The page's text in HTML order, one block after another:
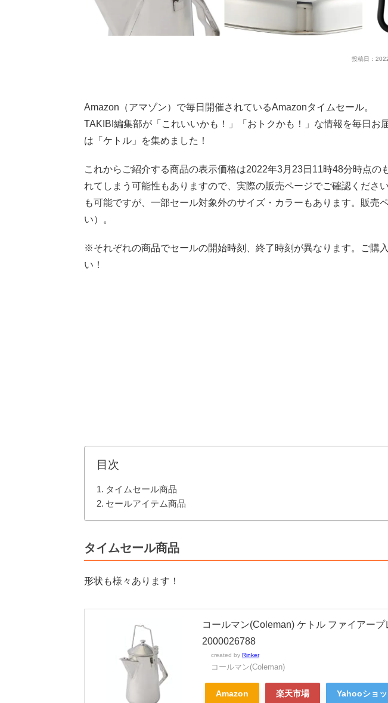
投稿日：
Amazon（アマゾン）で毎日開催されているAmazonタイムセール。
TAKIBI編集部が「これいいかも！」「おトクかも！」な情報を毎日お
は「ケトル」を集めました！
これからご紹介する商品の表示価格は2022年3月23日11時48分時点の
れてしまう可能性もありますので、実際の販売ページでご確認くださ
も可能ですが、一部セール対象外のサイズ・カラーもあります。販売
い）。
※それぞれの商品でセールの開始時刻、終了時刻が異なります。ご購
い！
目次
タイムセール商品
セールアイテム商品
タイムセール商品
形状も様々あります！
コールマン(Coleman) ケトル ファイアー
2000026788
created by Rinker
コールマン(Coleman)
Amazon 楽天市場 Yahooショ